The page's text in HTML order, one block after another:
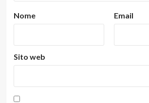
Nome Email
Sito web